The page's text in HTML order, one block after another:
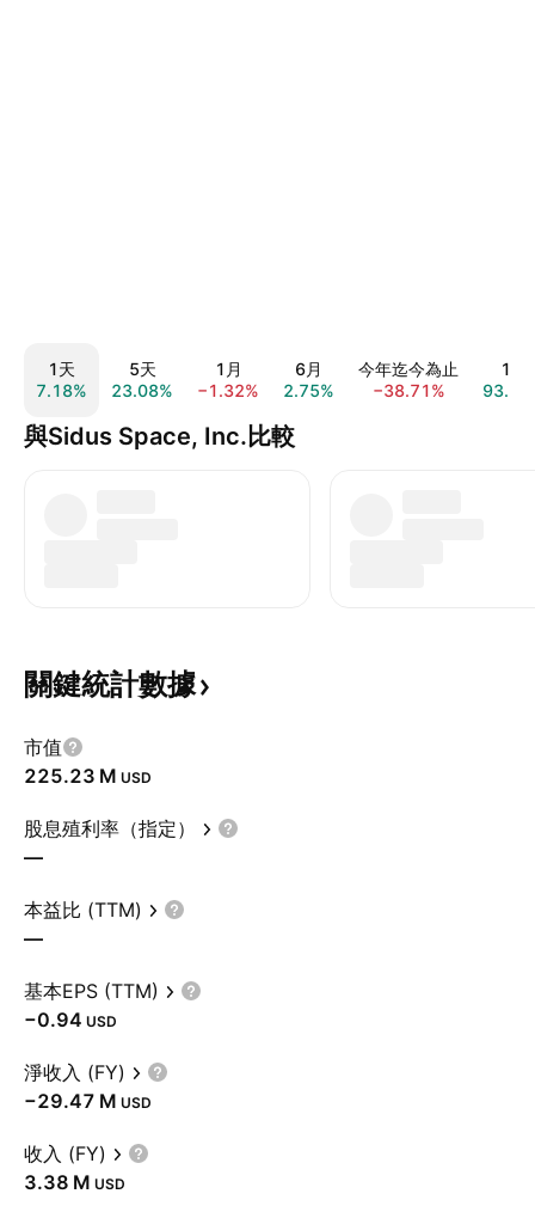
1天
7.18%
5天
23.08%
1月
−1.32%
6月
2.75%
今年迄今為止
−38.71%
1年
與Sidus Space, Inc.比較
關鍵統計數據
市值
‪225.23 M‬ USD
股息殖利率（指定）
—
本益比 (TTM)
—
基本EPS (TTM)
−0.94 USD
淨收入 (FY)
‪−29.47 M‬ USD
收入 (FY)
‪3.38 M‬ USD